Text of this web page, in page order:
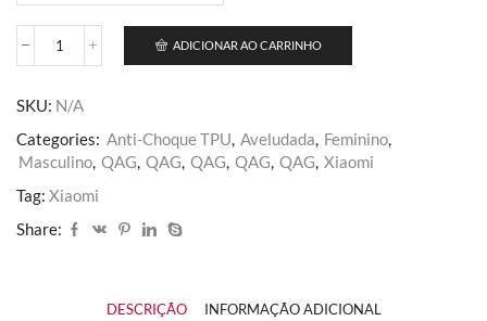
Rm
quantidade
ADICIONAR AO CARRINHO
SKU: N/A
Categories: Anti-Choque TPU, Aveludada, Feminino,
Masculino, QAG, QAG, QAG, QAG, QAG, Xiaomi
Tag: Xiaomi
Share:
DESCRIÇÃO INFORMAÇÃO ADICIONAL